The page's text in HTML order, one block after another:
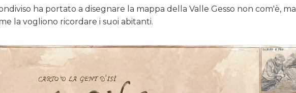
ha portato a disegnare la mappa della Valle Gesso non com'è, ma
la vogliono ricordare i suoi abitanti.